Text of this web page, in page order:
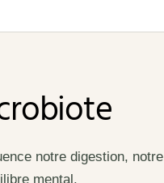
notre digestion, notre
mental.